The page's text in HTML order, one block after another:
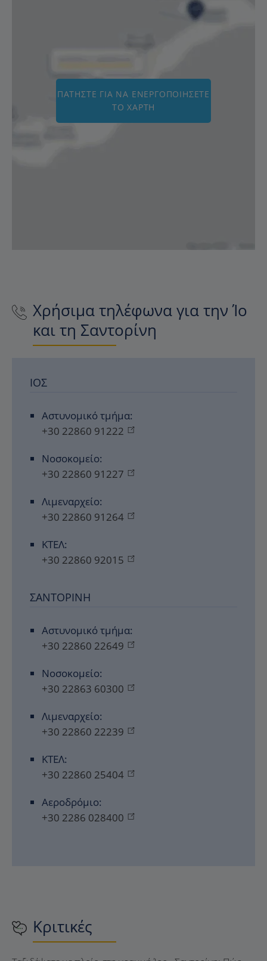
ΠΑΤΉΣΤΕ ΓΙΑ ΝΑ ΕΝΕΡΓΟΠΟΙΉΣΕΤΕ
ΤΟ ΧΆΡΤΗ
Χρήσιμα τηλέφωνα για την Ίο
και τη Σαντορίνη
ΊΟΣ
Αστυνομικό τμήμα:
+30 22860 91222
Νοσοκομείο:
+30 22860 91227
Λιμεναρχείο:
+30 22860 91264
ΚΤΕΛ:
+30 22860 92015
ΣΑΝΤΟΡΊΝΗ
Αστυνομικό τμήμα:
+30 22860 22649
Νοσοκομείο:
+30 22863 60300
Λιμεναρχείο:
+30 22860 22239
ΚΤΕΛ:
+30 22860 25404
Αεροδρόμιο:
+30 2286 028400
Κριτικές